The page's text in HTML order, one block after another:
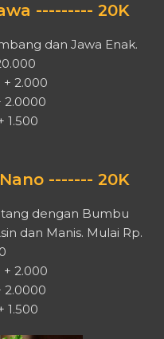
--------- 20K
dan Jawa Enak.
+ 2.000
2.0000
1.500
------- 20K
dengan Bumbu
dan Manis. Mulai Rp.
+ 2.000
2.0000
1.500